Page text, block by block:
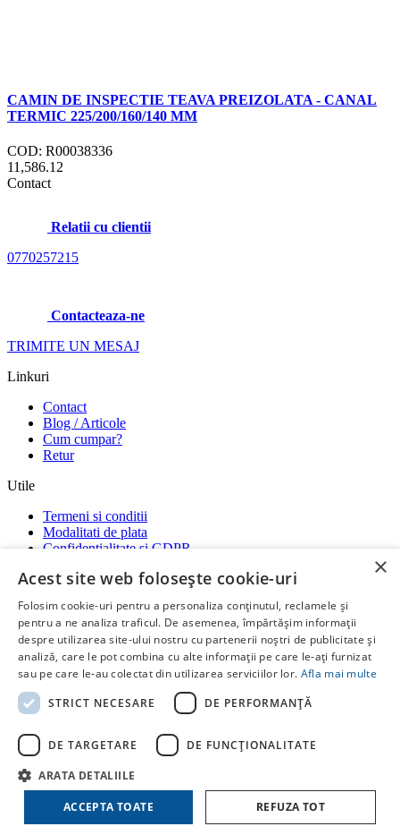
CAMIN DE INSPECTIE TEAVA PREIZOLATA - CANAL
TERMIC 225/200/160/140 MM
COD: R00038336
11,586.12
Contact
Relatii cu clientii
0770257215
Contacteaza-ne
TRIMITE UN MESAJ
Linkuri
Contact
Blog / Articole
Cum cumpar?
Retur
Utile
Termeni si conditii
Modalitati de plata
Confidentialitate si GDPR
ANPC-SOL-SAL
Social media
Ne gasiti si pe platformele:
RatiotermShop Facebook Whatsap
byCreative Stuff
COSUL MEU
Continua cumparaturile
×
Acest site web folosește cookie-uri
Folosim cookie-uri pentru a personaliza conținutul, reclamele și
pentru a ne analiza traficul. De asemenea, împărtășim informații
despre utilizarea site-ului nostru cu partenerii noștri de publicitate și
analiză, care le pot combina cu alte informații pe care le-ați furnizat
sau pe care le-au colectat din utilizarea serviciilor lor. Afla mai multe
STRICT NECESARE
DE PERFORMANȚĂ
DE TARGETARE DE FUNCŢIONALITATE
ARATA DETALIILE
ACCEPTA TOATE REFUZA TOT